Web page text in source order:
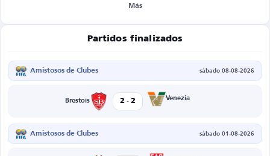
Más
Partidos finalizados
Amistosos de Clubes sábado 08-08-2026
Brestois 2 - 2 Venezia
Amistosos de Clubes sábado 01-08-2026